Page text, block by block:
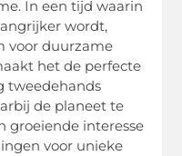
In een tijd waarin
wordt,
voor duurzame
het de perfecte
tweedehands
de planeet te
groeiende interesse
voor unieke